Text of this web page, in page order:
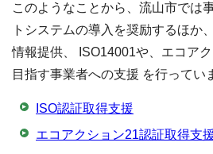
このようなことから、流山市では
トシステムの導入を奨励するほか
情報提供、 ISO14001や、エコア
目指す事業者への支援 を行ってい
ISO認証取得支援
エコアクション21認証取得支